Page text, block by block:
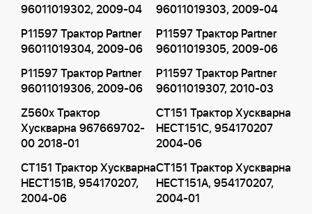
96011019302, 2009-04
96011019303, 2009-04
P11597 Трактор Partner
96011019304, 2009-06
P11597 Трактор Partner
96011019305, 2009-06
P11597 Трактор Partner
96011019306, 2009-06
P11597 Трактор Partner
96011019307, 2010-03
Z560x Трактор
Хускварна 967669702-
00 2018-01
CT151 Трактор Хускварна
HECT151C, 954170207
2004-06
CT151 Трактор Хускварна
HECT151B, 954170207,
2004-06
CT151 Трактор Хускварна
HECT151A, 954170207,
2004-01